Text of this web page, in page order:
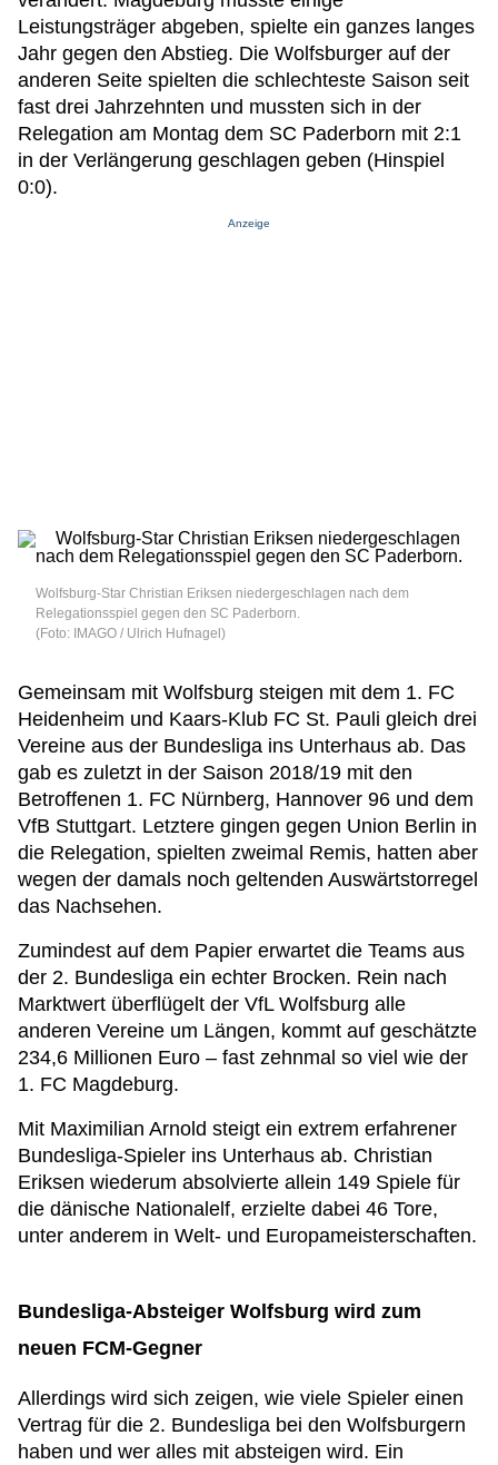
Leistungsträger abgeben, spielte ein ganzes langes
Jahr gegen den Abstieg. Die Wolfsburger auf der
anderen Seite spielten die schlechteste Saison seit
fast drei Jahrzehnten und mussten sich in der
Relegation am Montag dem SC Paderborn mit 2:1
in der Verlängerung geschlagen geben (Hinspiel
0:0).
Anzeige
Wolfsburg-Star Christian Eriksen niedergeschlagen nach dem
Relegationsspiel gegen den SC Paderborn.
(Foto: IMAGO / Ulrich Hufnagel)
Gemeinsam mit Wolfsburg steigen mit dem 1. FC
Heidenheim und Kaars-Klub FC St. Pauli gleich drei
Vereine aus der Bundesliga ins Unterhaus ab. Das
gab es zuletzt in der Saison 2018/19 mit den
Betroffenen 1. FC Nürnberg, Hannover 96 und dem
VfB Stuttgart. Letztere gingen gegen Union Berlin in
die Relegation, spielten zweimal Remis, hatten aber
wegen der damals noch geltenden Auswärtstorregel
das Nachsehen.
Zumindest auf dem Papier erwartet die Teams aus
der 2. Bundesliga ein echter Brocken. Rein nach
Marktwert überflügelt der VfL Wolfsburg alle
anderen Vereine um Längen, kommt auf geschätzte
234,6 Millionen Euro – fast zehnmal so viel wie der
1. FC Magdeburg.
Mit Maximilian Arnold steigt ein extrem erfahrener
Bundesliga-Spieler ins Unterhaus ab. Christian
Eriksen wiederum absolvierte allein 149 Spiele für
die dänische Nationalelf, erzielte dabei 46 Tore,
unter anderem in Welt- und Europameisterschaften.
Bundesliga-Absteiger Wolfsburg wird zum
neuen FCM-Gegner
Allerdings wird sich zeigen, wie viele Spieler einen
Vertrag für die 2. Bundesliga bei den Wolfsburgern
haben und wer alles mit absteigen wird. Ein